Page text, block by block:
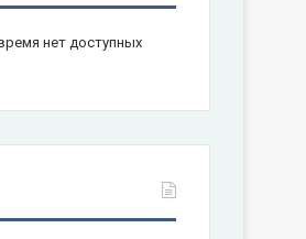
нет доступных